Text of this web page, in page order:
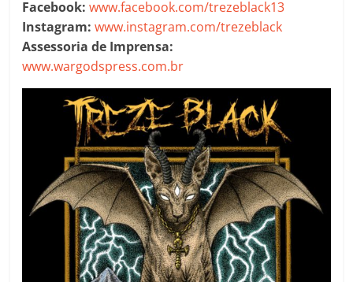
Facebook:www.facebook.com/trezeblack13
Instagram: www.instagram.com/trezeblack
Assessoria de Imprensa:
www.wargodspress.com.br